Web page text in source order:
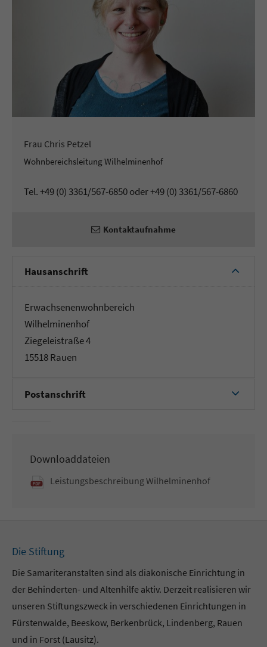
Frau Chris Petzel
Wohnbereichsleitung Wilhelminenhof
Tel. +49 (0) 3361/567-6850 oder +49 (0) 3361/567-6860
Kontaktaufnahme
Hausanschrift
Erwachsenenwohnbereich
Wilhelminenhof
Ziegeleistraße 4
15518 Rauen
Postanschrift
Downloaddateien
Leistungsbeschreibung Wilhelminenhof
Die Stiftung
Die Samariteranstalten sind als diakonische Einrichtung in
der Behinderten- und Altenhilfe aktiv. Derzeit realisieren wir
unseren Stiftungszweck in verschiedenen Einrichtungen in
Fürstenwalde, Beeskow, Berkenbrück, Lindenberg, Rauen
und in Forst (Lausitz).